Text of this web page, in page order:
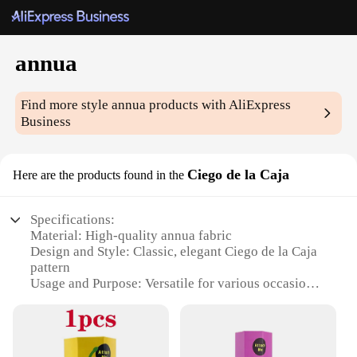
annua
Find more styleannua products with AliExpress
Business
Here are the products found in the Ciego de la Caja
Specifications:
Material: High-quality annua fabric
Design and Style: Classic, elegant Ciego de la Caja
pattern
Usage and Purpose: Versatile for various occasions,
Type and Category: Fashionable accessory, suitable
for both men and women
Performance and Property: Durable and